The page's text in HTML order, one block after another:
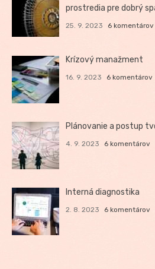
prostredia pre dobrý
25. 9. 2023 6 komentárov
Krízový manažment
16. 9. 2023 6 komentárov
Plánovanie a postup
4. 9. 2023 6 komentárov
Interná diagnostika
2. 8. 2023 6 komentárov